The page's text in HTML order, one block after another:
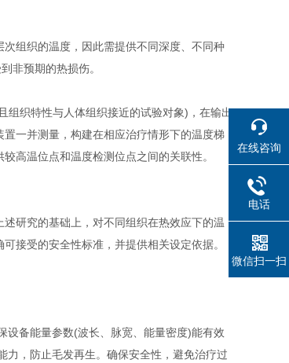
组织的温度，因此需提供不同深度、不同种
非预期的热损伤。
组织特性与人体组织接近的试验对象)，在输出
一并测量，构建在相应治疗情形下的温度梯
高温位点和温度检测位点之间的关联性。
研究的基础上，对不同组织在热效应下的温
接受的安全性标准，并提供相关设定依据。
设备能量参数(波长、脉宽、能量密度)能有效
力，防止毛发再生。确保安全性，避免治疗过
在线咨询
电话
微信扫一扫